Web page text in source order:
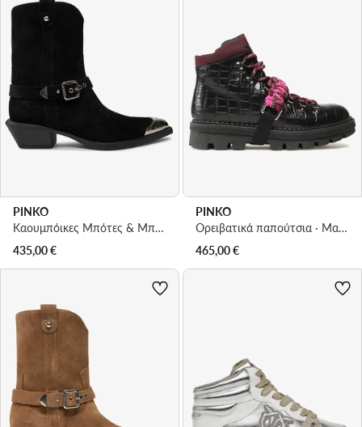
PINKO
Καουμπόικες Μπότες & Μποτάκια · Μαύρο
435,00€
PINKO
Ορειβατικά παπούτσια · Μαύρο
465,00€